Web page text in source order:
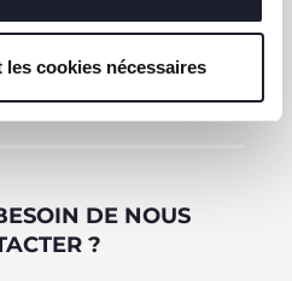
cookies nécessaires
en ligne.
DE NOUS
?